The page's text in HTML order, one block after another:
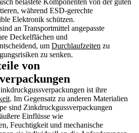
während ESD-gerechte
Elektronik schützen.
an Transportmittel angepasste
Deckelflächen und
um Durchlaufzeiten zu
zu senken.
von
ist ihre
. Im Gegensatz zu anderen Materialien
sind Zinkdruckgussverpackungen
Einflüsse wie
Feuchtigkeit und mechanische